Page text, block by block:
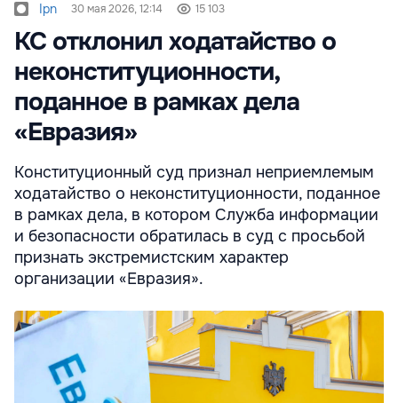
Ipn 30 мая 2026, 12:14 15 103
КС отклонил ходатайство о
неконституционности,
поданное в рамках дела
«Евразия»
Конституционный суд признал неприемлемым
ходатайство о неконституционности, поданное
в рамках дела, в котором Служба информации
и безопасности обратилась в суд с просьбой
признать экстремистским характер
организации «Евразия».